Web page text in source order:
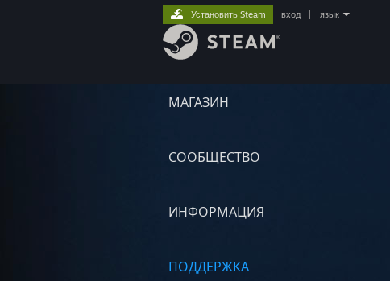
МАГАЗИН
СООБЩЕСТВО
ИНФОРМАЦИЯ
ПОДДЕРЖКА
Установить Steam вход язык